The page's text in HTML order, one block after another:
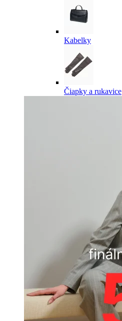
Kabelky
Čiapky a rukavice